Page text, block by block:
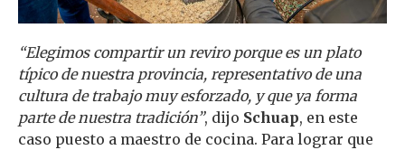
“Elegimos compartir un reviro porque es un plato
típico de nuestra provincia, representativo de una
cultura de trabajo muy esforzado, y que ya forma
parte de nuestra tradición”, dijo Schuap, en este
caso puesto a maestro de cocina. Para lograr que